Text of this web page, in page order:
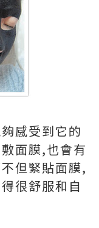
感受到它的
面膜,也會有
但緊貼面膜,
很舒服和自